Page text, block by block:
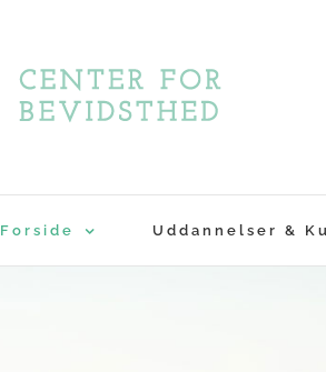
Forside Uddannelser &